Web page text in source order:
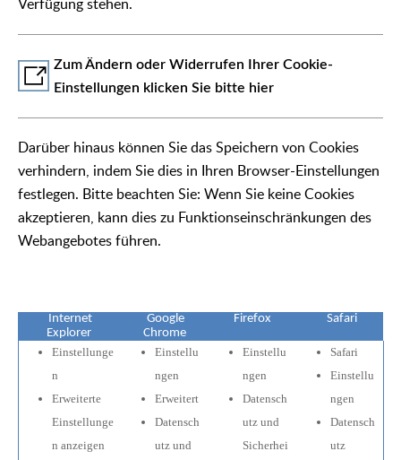
Verfügung stehen.
Zum Ändern oder Widerrufen Ihrer Cookie-
Einstellungen klicken Sie bitte hier
Darüber hinaus können Sie das Speichern von Cookies
verhindern, indem Sie dies in Ihren Browser-Einstellungen
festlegen. Bitte beachten Sie: Wenn Sie keine Cookies
akzeptieren, kann dies zu Funktionseinschränkungen des
Webangebotes führen.
Internet
Explorer
Google
Chrome
Firefox Safari
Einstellunge
n
Erweiterte
Einstellunge
n anzeigen
Einstellu
ngen
Erweitert
Datensch
utz und
Einstellu
ngen
Datensch
utz und
Sicherhei
Safari
Einstellu
ngen
Datensch
utz